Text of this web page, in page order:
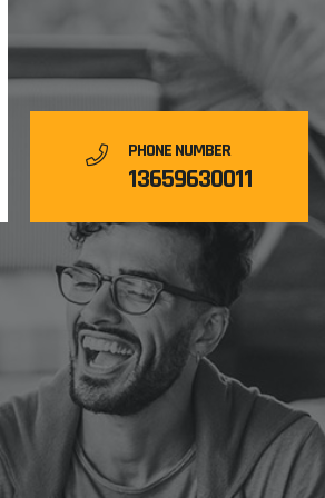
PHONE NUMBER
13659630011